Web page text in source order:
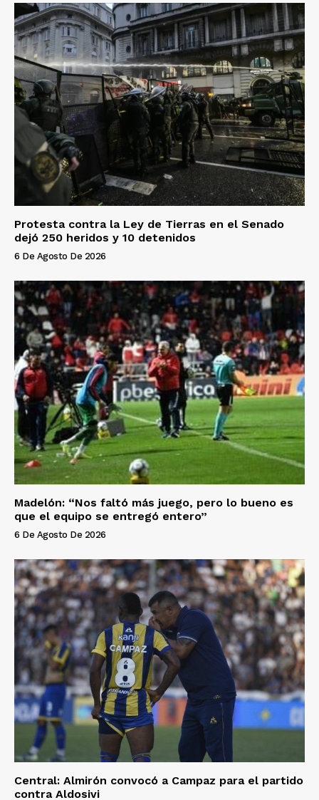
Protesta contra la Ley de Tierras en el Senado
dejó 250 heridos y 10 detenidos
6 De Agosto De 2026
Madelón: “Nos faltó más juego, pero lo bueno es
que el equipo se entregó entero”
6 De Agosto De 2026
Central: Almirón convocó a Campaz para el partido
contra Aldosivi